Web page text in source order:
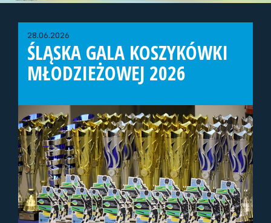
28.06.2026
ŚLĄSKA GALA KOSZYKÓWKI
MŁODZIEŻOWEJ 2026